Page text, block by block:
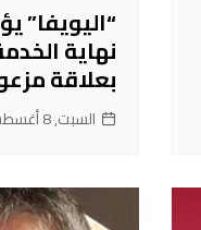
نهاية
بعلاقة
السبت, 8 أغسطس 2026, 15:54